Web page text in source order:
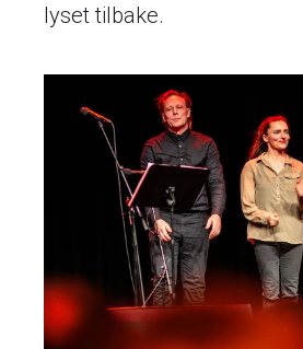
lyset tilbake.